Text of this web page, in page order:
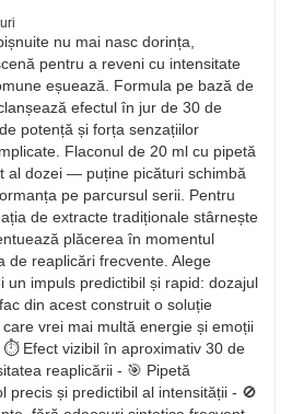
nu mai nasc dorința,
pentru a reveni cu intensitate
eșuează. Formula pe bază de
efectul în jur de 30 de
potență și forța senzațiilor
Flaconul de 20 ml cu pipetă
al dozei — puține picături schimbă
pe parcursul serii. Pentru
de extracte tradiționale stârnește
plăcerea în momentul
de reaplicări frecvente. Alege
un impuls predictibil și rapid: dozajul
din acest construit o soluție
vrei mai multă energie și emoții
⏱️ Efect vizibil în aproximativ 30 de
reaplicării - 🎯 Pipetă
precis și predictibil al intensității - 🚫